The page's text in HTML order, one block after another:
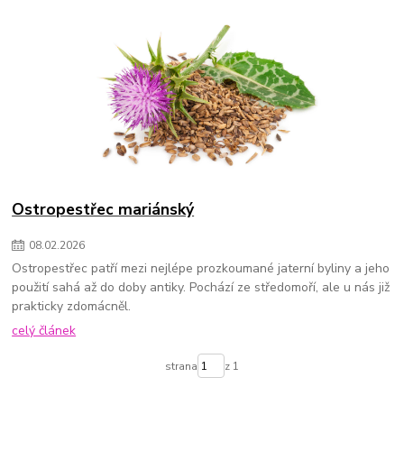
Ostropestřec mariánský
08.02.2026
Ostropestřec patří mezi nejlépe prozkoumané jaterní byliny a jeho
použití sahá až do doby antiky. Pochází ze středomoří, ale u nás již
prakticky zdomácněl.
celý článek
strana z 1